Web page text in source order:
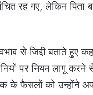
रह गए, लेकिन पिता
से जिद्दी बताते हुए
पर नियम लागू करने
के फैसलों को उन्होंने